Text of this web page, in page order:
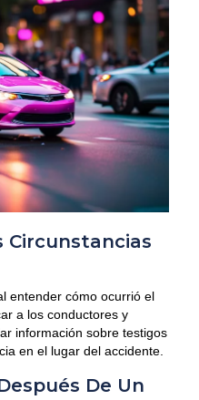
Circunstancias
entender cómo ocurrió el
a los conductores y
información sobre testigos
en el lugar del accidente.
De Un